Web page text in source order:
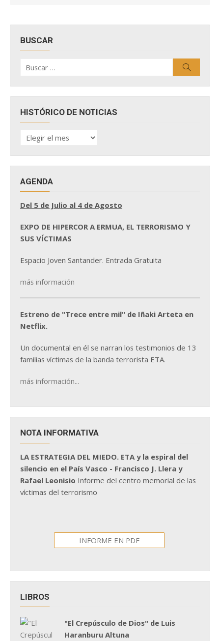
BUSCAR
por:
HISTÓRICO DE NOTICIAS
HISTÓRICO
DE
AGENDA
Del 5 de Julio al 4 de Agosto
EXPO DE HIPERCOR A ERMUA, EL TERRORISMO Y
SUS VÍCTIMAS
Espacio Joven Santander. Entrada Gratuita
más información
Estreno de "Trece entre mil" de Iñaki Arteta en
Netflix.
Un documental en él se narran los testimonios de 13
familias víctimas de la banda terrorista ETA.
más información...
NOTA INFORMATIVA
LA ESTRATEGIA DEL MIEDO. ETA y la espiral del
silencio en el País Vasco - Francisco J. Llera y
Rafael Leonisio Informe del centro memorial de las
víctimas del terrorismo
INFORME EN PDF
LIBROS
"El Crepúsculo de Dios" de Luis
Haranburu Altuna